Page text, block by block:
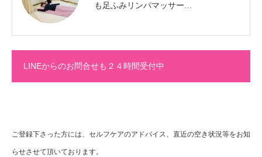
も足ふみリンパマッサー…
LINEからのお問合せも２４時間受付中
ご登録下さった方には、セルフケアのアドバイス、直近の空き状況等をお知
らせさせて頂いております。